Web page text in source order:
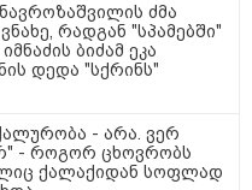
08-2026
ვარ ამჟამად ამ
გაკეთდეს?" - რას
იურისტი "სფერო
ძმა
რადგან "სპამებში"
ბიძამ ეკა
დედა "სქრინს"
- არა. ვერ
- როგორ ცხოვრობს
ქალაქიდან სოფლად